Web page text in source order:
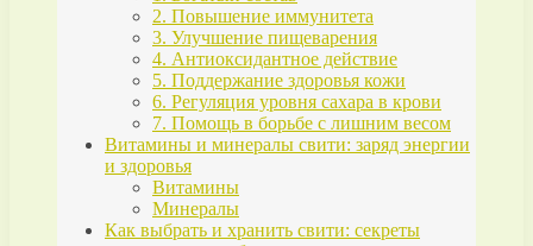
2. Повышение иммунитета
3. Улучшение пищеварения
4. Антиоксидантное действие
5. Поддержание здоровья кожи
6. Регуляция уровня сахара в крови
7. Помощь в борьбе с лишним весом
Витамины и минералы свити: заряд энергии
и здоровья
Витамины
Минералы
Как выбрать и хранить свити: секреты